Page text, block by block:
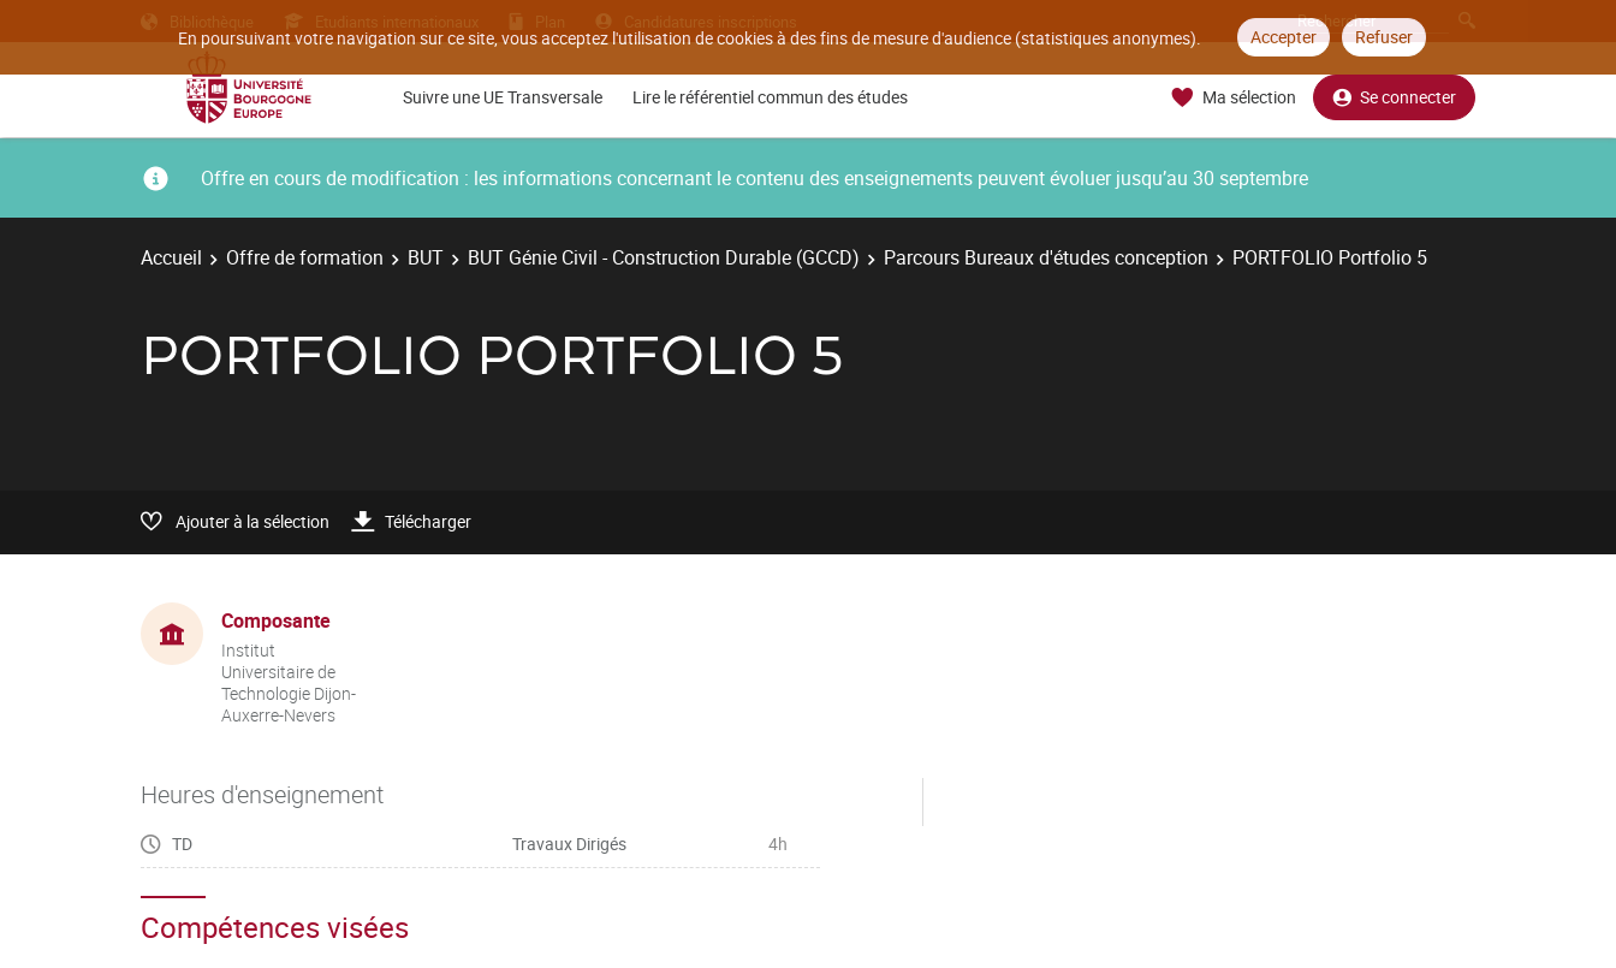
En poursuivant votre navigation sur ce site, vous acceptez l'utilisation de cookies à des fins de mesure d'audience (statistiques anonymes). Accepter Refuser
Bibliothèque Etudiants internationaux Plan Candidatures inscriptions
Suivre une UE Transversale Lire le référentiel commun des études Ma sélection Se connecter
Offre en cours de modification : les informations concernant le contenu des enseignements peuvent évoluer jusqu’au 30 septembre
Accueil Offre de formation BUT BUT Génie Civil - Construction Durable (GCCD) Parcours Bureaux d'études conception PORTFOLIO Portfolio 5
PORTFOLIO PORTFOLIO 5
Ajouter à la sélection Télécharger
Composante
Institut
Universitaire de
Technologie Dijon-
Auxerre-Nevers
Heures d'enseignement
TD Travaux Dirigés 4h
Compétences visées